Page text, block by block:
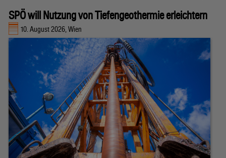
SPÖ will Nutzung von Tiefengeothermie erleichtern
10. August 2026, Wien